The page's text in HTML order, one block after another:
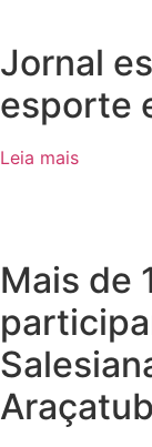
Jornal
esporte
Leia mais
Mais de